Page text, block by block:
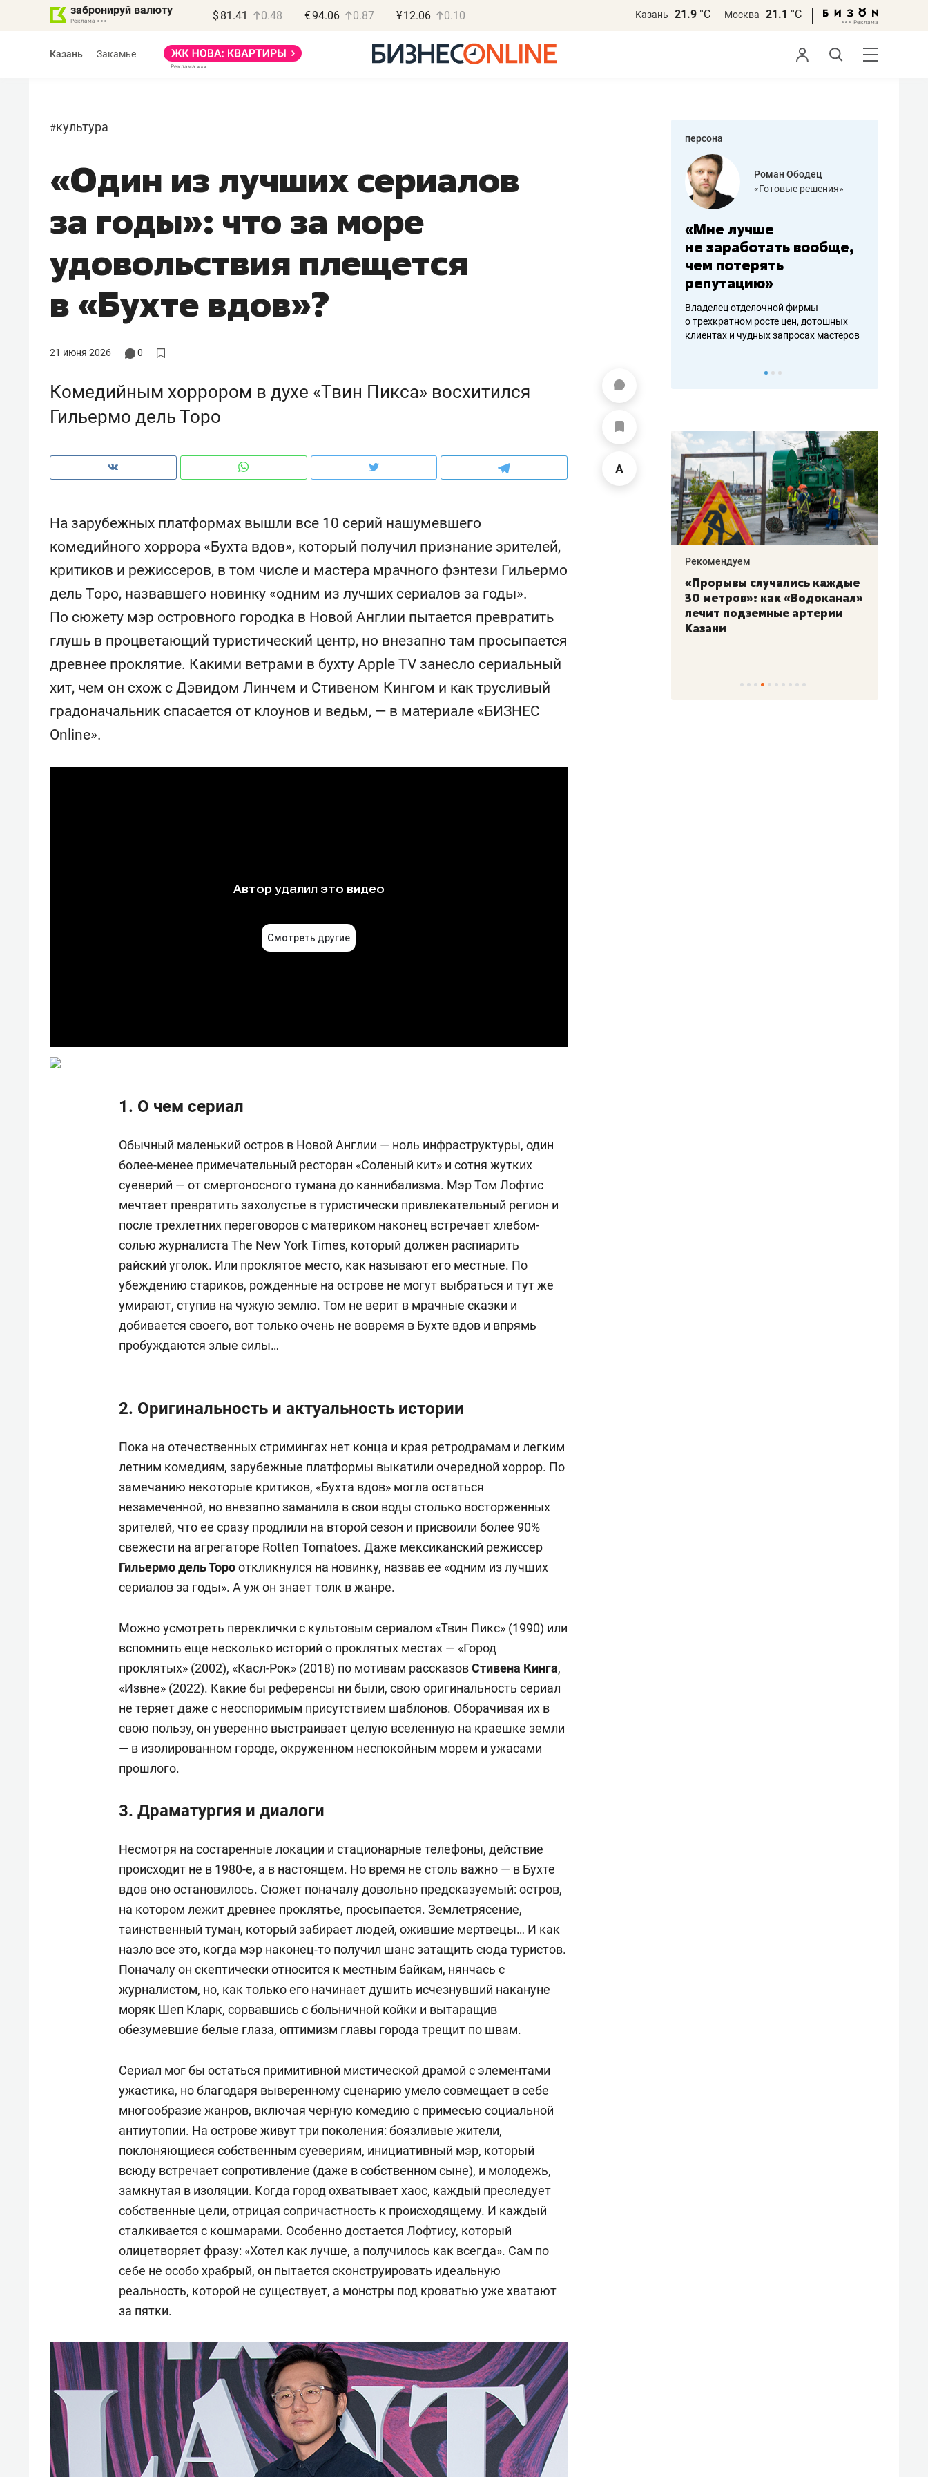
забронируй валюту $ 81.41 0.48 €94.06 0.87 ¥12.06 0.10 Казань 21.9 °С Москва 21.1 °С
Казань Закамье
#культура
«Один из лучших сериалов
за годы»: что за море
удовольствия плещется
в «Бухте вдов»?
21 июня 2026 0
Комедийным хоррором в духе «Твин Пикса» восхитился
Гильермо дель Торо
На зарубежных платформах вышли все 10 серий нашумевшего
комедийного хоррора «Бухта вдов», который получил признание зрителей,
критиков и режиссеров, в том числе и мастера мрачного фэнтези Гильермо
дель Торо, назвавшего новинку «одним из лучших сериалов за годы».
По сюжету мэр островного городка в Новой Англии пытается превратить
глушь в процветающий туристический центр, но внезапно там просыпается
древнее проклятие. Какими ветрами в бухту Apple TV занесло сериальный
хит, чем он схож с Дэвидом Линчем и Стивеном Кингом и как трусливый
градоначальник спасается от клоунов и ведьм, — в материале «БИЗНЕС
Onlinе».
1. О чем сериал
Обычный маленький остров в Новой Англии — ноль инфраструктуры, один
более-менее примечательный ресторан «Соленый кит» и сотня жутких
суеверий — от смертоносного тумана до каннибализма. Мэр Том Лофтис
мечтает превратить захолустье в туристически привлекательный регион и
после трехлетних переговоров с материком наконец встречает хлебом-
солью журналиста The New York Times, который должен распиарить
райский уголок. Или проклятое место, как называют его местные. По
убеждению стариков, рожденные на острове не могут выбраться и тут же
умирают, ступив на чужую землю. Том не верит в мрачные сказки и
добивается своего, вот только очень не вовремя в Бухте вдов и впрямь
пробуждаются злые силы…
2. Оригинальность и актуальность истории
Пока на отечественных стримингах нет конца и края ретродрамам и легким
летним комедиям, зарубежные платформы выкатили очередной хоррор. По
замечанию некоторые критиков, «Бухта вдов» могла остаться
незамеченной, но внезапно заманила в свои воды столько восторженных
зрителей, что ее сразу продлили на второй сезон и присвоили более 90%
свежести на агрегаторе Rotten Tomatoes. Даже мексиканский режиссер
Гильермо дель Торооткликнулся на новинку, назвав ее «одним из лучших
сериалов за годы». А уж он знает толк в жанре.
Можно усмотреть переклички с культовым сериалом «Твин Пикс» (1990) или
вспомнить еще несколько историй о проклятых местах — «Город
проклятых» (2002), «Касл-Рок» (2018) по мотивам рассказовСтивена Кинга,
«Извне» (2022). Какие бы референсы ни были, свою оригинальность сериал
не теряет даже с неоспоримым присутствием шаблонов. Оборачивая их в
свою пользу, он уверенно выстраивает целую вселенную на краешке земли
— в изолированном городе, окруженном неспокойным морем и ужасами
прошлого.
3. Драматургия и диалоги
Несмотря на состаренные локации и стационарные телефоны, действие
происходит не в 1980-е, а в настоящем. Но время не столь важно — в Бухте
вдов оно остановилось. Сюжет поначалу довольно предсказуемый: остров,
на котором лежит древнее проклятье, просыпается. Землетрясение,
таинственный туман, который забирает людей, ожившие мертвецы… И как
назло все это, когда мэр наконец-то получил шанс затащить сюда туристов.
Поначалу он скептически относится к местным байкам, нянчась с
журналистом, но, как только его начинает душить исчезнувший накануне
моряк Шеп Кларк, сорвавшись с больничной койки и вытаращив
обезумевшие белые глаза, оптимизм главы города трещит по швам.
Сериал мог бы остаться примитивной мистической драмой с элементами
ужастика, но благодаря выверенному сценарию умело совмещает в себе
многообразие жанров, включая черную комедию с примесью социальной
антиутопии. На острове живут три поколения: боязливые жители,
поклоняющиеся собственным суевериям, инициативный мэр, который
всюду встречает сопротивление (даже в собственном сыне), и молодежь,
замкнутая в изоляции. Когда город охватывает хаос, каждый преследует
собственные цели, отрицая сопричастность к происходящему. И каждый
сталкивается с кошмарами. Особенно достается Лофтису, который
олицетворяет фразу: «Хотел как лучше, а получилось как всегда». Сам по
себе не особо храбрый, он пытается сконструировать идеальную
реальность, которой не существует, а монстры под кроватью уже хватают
за пятки.
персона
Роман Ободец
«Готовые решения»
«Мне лучше
не заработать вообще,
чем потерять
репутацию»
Владелец отделочной фирмы
о трехкратном росте цен, дотошных
клиентах и чудных запросах мастеров
150 камер до квартиры и Face
ID вместо ключа: какой будет
безопасность в ЖК «Нова»
Опыт выживания в дикой
природе, работа
с ментальным и физическим
состоянием как основа
антихрупких команд
Мексика, рок-концерт
и вагон с чак-чаком: как
в Менделеевске прошла
«Гонка Героев»
Рекомендуем
«Прорывы случались каждые
30 метров»: как «Водоканал»
лечит подземные артерии
Казани